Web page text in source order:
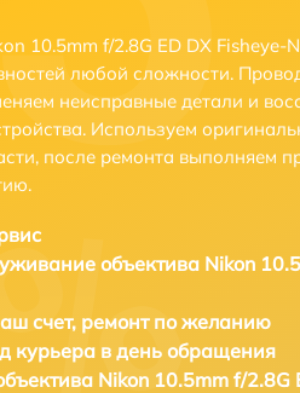
10.5mm f/2.8G ED DX Fisheye-
любой сложности.
неисправные детали и
Используем
после ремонта выполняем
объектива Nikon
счет, ремонт по желанию
курьера в день обращения
Nikon 10.5mm f/2.8G